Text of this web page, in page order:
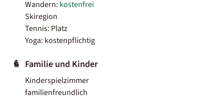
Wandern: kostenfrei
Skiregion
Tennis: Platz
Yoga: kostenpflichtig
Familie und Kinder
Kinderspielzimmer
familienfreundlich